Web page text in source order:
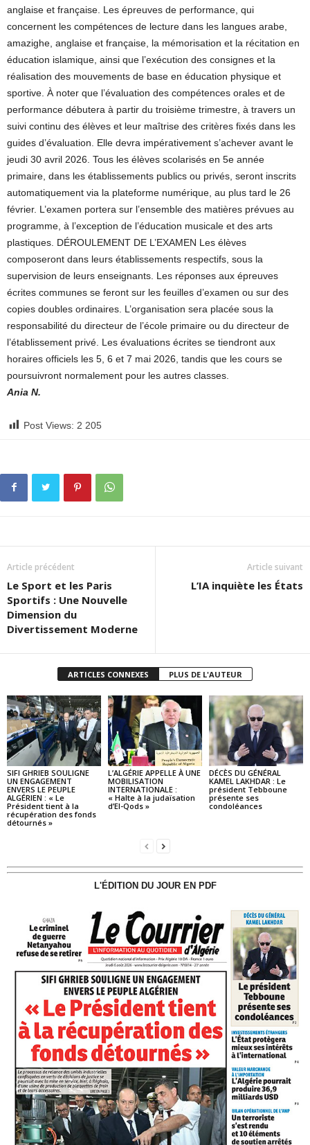
anglaise et française. Les épreuves de performance, qui
concernent les compétences de lecture dans les langues arabe,
amazighe, anglaise et française, la mémorisation et la récitation en
éducation islamique, ainsi que l’exécution des consignes et la
réalisation des mouvements de base en éducation physique et
sportive. À noter que l’évaluation des compétences orales et de
performance débutera à partir du troisième trimestre, à travers un
suivi continu des élèves et leur maîtrise des critères fixés dans les
guides d’évaluation. Elle devra impérativement s’achever avant le
jeudi 30 avril 2026. Tous les élèves scolarisés en 5e année
primaire, dans les établissements publics ou privés, seront inscrits
automatiquement via la plateforme numérique, au plus tard le 26
février. L’examen portera sur l’ensemble des matières prévues au
programme, à l’exception de l’éducation musicale et des arts
plastiques. DÉROULEMENT DE L’EXAMEN Les élèves
composeront dans leurs établissements respectifs, sous la
supervision de leurs enseignants. Les réponses aux épreuves
écrites communes se feront sur les feuilles d’examen ou sur des
copies doubles ordinaires. L’organisation sera placée sous la
responsabilité du directeur de l’école primaire ou du directeur de
l’établissement privé. Les évaluations écrites se tiendront aux
horaires officiels les 5, 6 et 7 mai 2026, tandis que les cours se
poursuivront normalement pour les autres classes.
Ania N.
Post Views: 2 205
Article précédent
Le Sport et les Paris
Sportifs : Une Nouvelle
Dimension du
Divertissement Moderne
Article suivant
L’IA inquiète les États
ARTICLES CONNEXES PLUS DE L'AUTEUR
SIFI GHRIEB SOULIGNE
UN ENGAGEMENT
ENVERS LE PEUPLE
ALGÉRIEN : « Le
Président tient à la
récupération des fonds
détournés »
L’ALGÉRIE APPELLE À UNE
MOBILISATION
INTERNATIONALE :
« Halte à la judaïsation
d’El-Qods »
DÉCÈS DU GÉNÉRAL
KAMEL LAKHDAR : Le
président Tebboune
présente ses
condoléances
L'ÉDITION DU JOUR EN PDF